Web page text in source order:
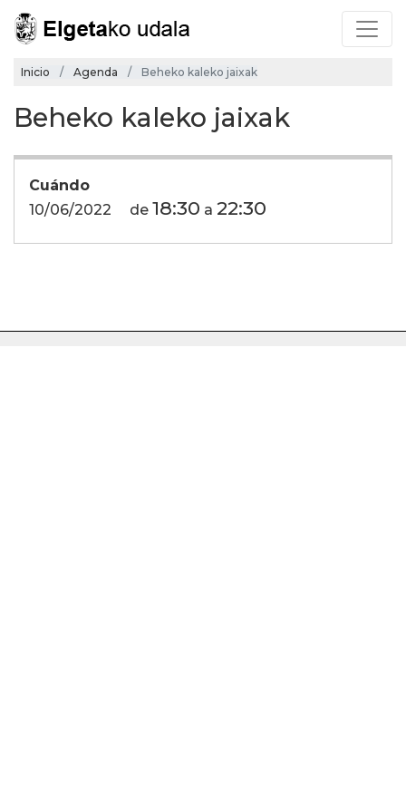
Inicio Agenda Beheko kaleko jaixak
Beheko kaleko jaixak
Cuándo
10/06/2022
de 18:30 a 22:30